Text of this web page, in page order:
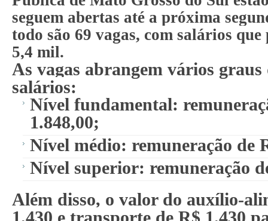
seguem abertas até a próxima
todo são 69 vagas, com salários
5,4 mil.
As vagas abrangem vários graus
salários:
Nível fundamental:
1.848,00;
Nível médio: remuneração de
Nível superior: remuneração
Além disso, o valor do auxílio-